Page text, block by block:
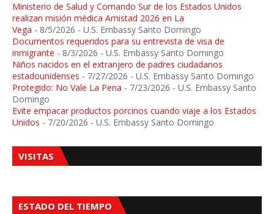
Ministerio de Salud y Comando Sur de los Estados Unidos
realizan misión médica Amistad 2026 en La
Vega - 8/5/2026 - U.S. Embassy Santo Domingo
Documentos requeridos para su entrevista de visa de
inmigrante - 8/3/2026 - U.S. Embassy Santo Domingo
Niños nacidos en el extranjero de padres ciudadanos
estadounidenses - 7/27/2026 - U.S. Embassy Santo Domingo
Protegido: No Vale La Pena - 7/23/2026 - U.S. Embassy Santo
Domingo
Evite empacar productos porcinos cuando viaje a los Estados
Unidos - 7/20/2026 - U.S. Embassy Santo Domingo
VISITAS
ESTADO DEL TIEMPO